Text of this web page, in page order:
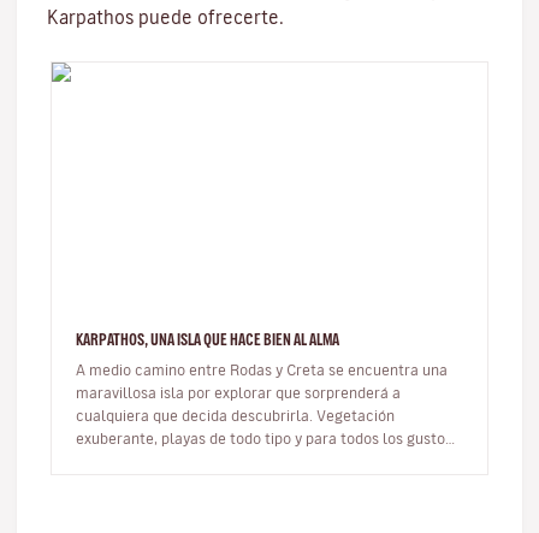
Karpathos puede ofrecerte.
KARPATHOS, UNA ISLA QUE HACE BIEN AL ALMA
A medio camino entre Rodas y Creta se encuentra una
maravillosa isla por explorar que sorprenderá a
cualquiera que decida descubrirla. Vegetación
exuberante, playas de todo tipo y para todos los gustos,